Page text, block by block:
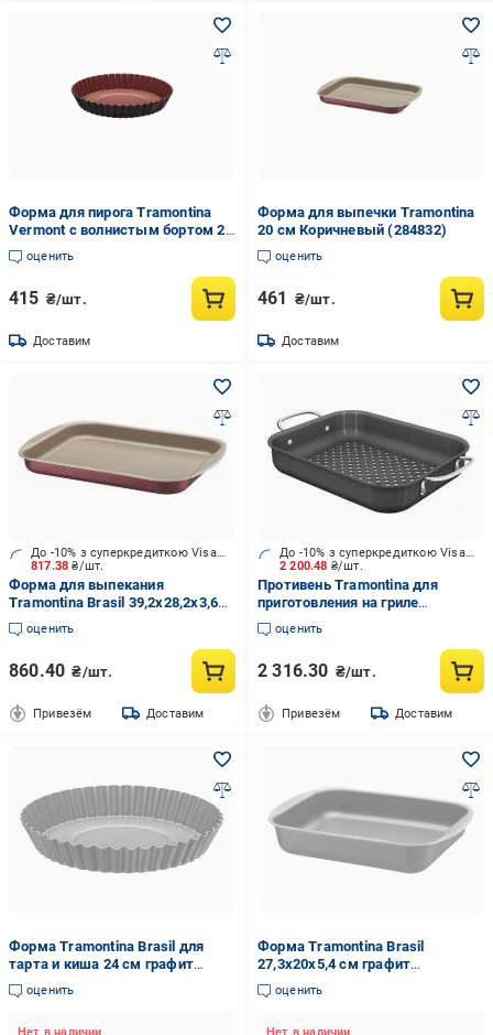
Форма для пирога Tramontina
Vermont с волнистым бортом 26
см (27806/004)
оценить
415 ₴/шт.
Доставим
Форма для выпечки Tramontina
20 см Коричневый (284832)
оценить
461 ₴/шт.
Доставим
817.38₴/шт.
До -10% з суперкредиткою Visa Вигода
Форма для выпекания
Tramontina Brasil 39,2x28,2x3,6
см (20053/734)
оценить
860.40 ₴/шт.
Привезём Доставим
2 200.48 ₴/шт.
До -10% з суперкредиткою Visa Вигода
Противень Tramontina для
приготовления на гриле
Barbecue 28 см (20846/028)
оценить
2 316.30 ₴/шт.
Привезём Доставим
Форма Tramontina Brasil для
тарта и киша 24 см графит
(20056/024)
оценить
Форма Tramontina Brasil
27,3x20x5,4 см графит
(20051/022)
оценить